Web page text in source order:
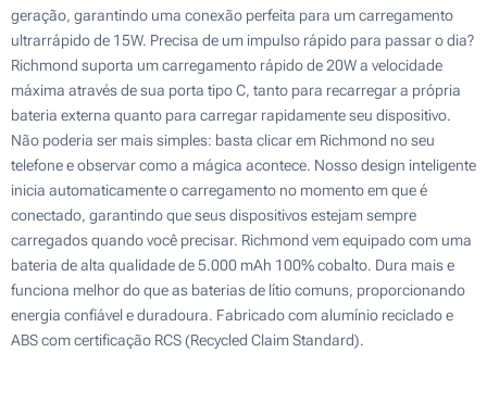
geração, garantindo uma conexão perfeita para um carregamento
ultrarrápido de 15W. Precisa de um impulso rápido para passar o dia?
Richmond suporta um carregamento rápido de 20W a velocidade
máxima através de sua porta tipo C, tanto para recarregar a própria
bateria externa quanto para carregar rapidamente seu dispositivo.
Não poderia ser mais simples: basta clicar em Richmond no seu
telefone e observar como a mágica acontece. Nosso design inteligente
inicia automaticamente o carregamento no momento em que é
conectado, garantindo que seus dispositivos estejam sempre
carregados quando você precisar. Richmond vem equipado com uma
bateria de alta qualidade de 5.000 mAh 100% cobalto. Dura mais e
funciona melhor do que as baterias de lítio comuns, proporcionando
energia confiável e duradoura. Fabricado com alumínio reciclado e
ABS com certificação RCS (Recycled Claim Standard).